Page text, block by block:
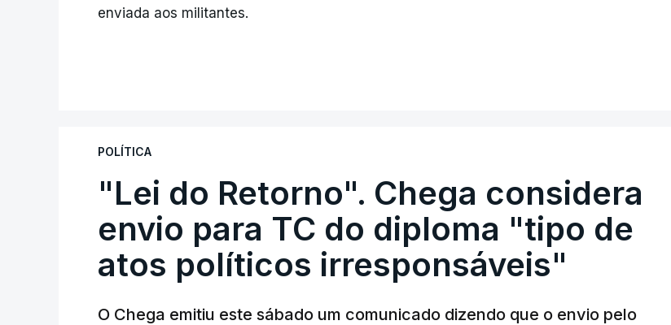
enviada aos militantes.
POLÍTICA
"Lei do Retorno". Chega considera
envio para TC do diploma "tipo de
atos políticos irresponsáveis"
O Chega emitiu este sábado um comunicado dizendo que o envio pelo